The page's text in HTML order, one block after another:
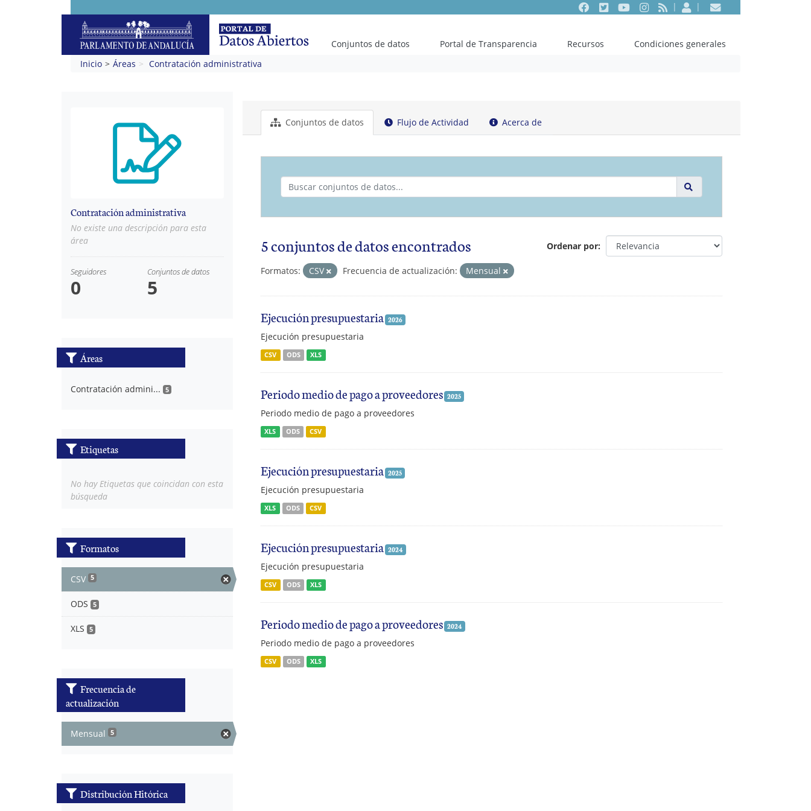
Facebook
TwitterYoutubeInstagram
RSS EntrarContacto
Conjuntos de datos Portal de Transparencia Recursos
Condiciones generales
Inicio
Áreas Contratación administrativa
Contratación administrativa
No existe una descripción para esta
área
Seguidores
0
Conjuntos de datos
5
Áreas
Contratación admini... 5
Etiquetas
No hay Etiquetas que coincidan con esta
búsqueda
Formatos
CSV 5
ODS 5
XLS 5
Frecuencia de
actualización
Mensual 5
Distribución Hitórica
Conjuntos de datos Flujo de Actividad Acerca de
Ordenar por
5 conjuntos de datos encontrados
Formatos: CSV Frecuencia de actualización: Mensual
Ejecución presupuestaria 2026
Ejecución presupuestaria
CSV ODS XLS
Periodo medio de pago a proveedores 2025
Periodo medio de pago a proveedores
XLS ODS CSV
Ejecución presupuestaria 2025
Ejecución presupuestaria
XLS ODS CSV
Ejecución presupuestaria 2024
Ejecución presupuestaria
CSV ODS XLS
Periodo medio de pago a proveedores 2024
Periodo medio de pago a proveedores
CSV ODS XLS